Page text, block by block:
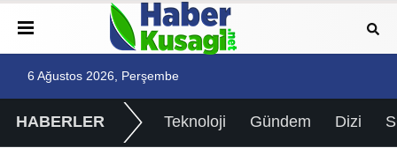
6 Ağustos 2026, Perşembe
HABERLER Teknoloji Gündem Dizi